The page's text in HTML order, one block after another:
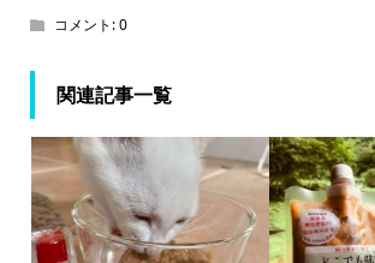
コメント:0
関連記事一覧